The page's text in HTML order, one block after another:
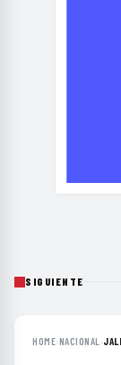
SIGUIENTE
HOME›NACIONAL ›